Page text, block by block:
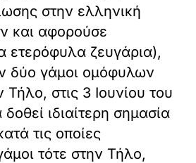
στην ελληνική
και αφορούσε
ετερόφυλα ζευγάρια),
δύο γάμοι ομόφυλων
στις 3 Ιουνίου του
ιδιαίτερη σημασία
τις οποίες
τότε στην Τήλο,